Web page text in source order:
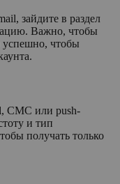
зайдите в раздел
Важно, чтобы
успешно, чтобы
СМС или push-
и тип
получать только